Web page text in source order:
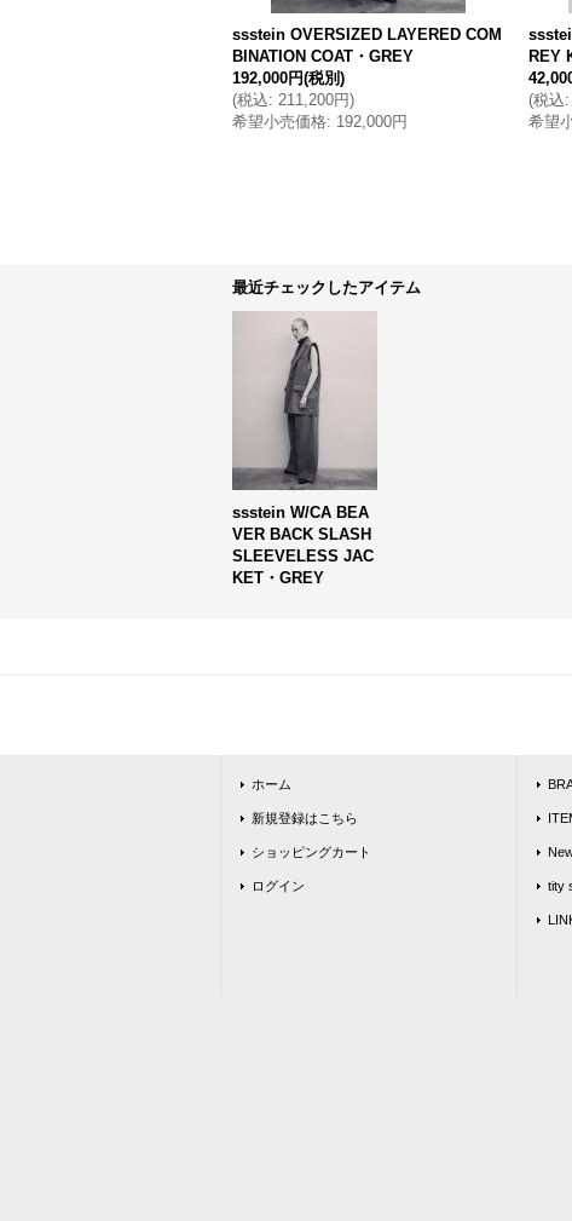
ssstein OVERSIZED LAYERED COM
BINATION COAT・GREY
192,000円(税別)
(税込: 211,200円)
希望小売価格: 192,000円
REY
(税込:
希望
最近チェックしたアイテム
ssstein W/CA BEA
VER BACK SLASH
SLEEVELESS JAC
KET・GREY
ホーム
新規登録はこちら
ショッピングカート
ログイン tity